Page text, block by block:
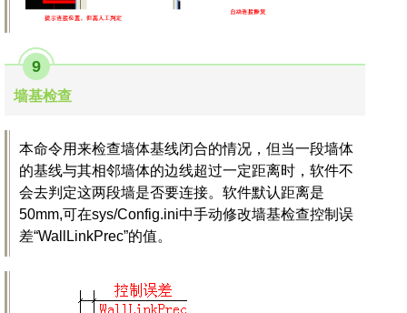
9
墙基检查
本命令用来检查墙体基线闭合的情况，但当一段墙体
的基线与其相邻墙体的边线超过一定距离时，软件不
会去判定这两段墙是否要连接。软件默认距离是
50mm,可在sys/Config.ini中手动修改墙基检查控制误
差“WallLinkPrec”的值。